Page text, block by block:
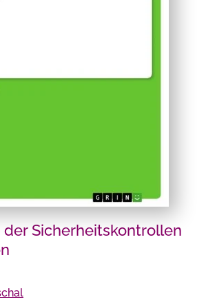
Sicherheitskontrollen